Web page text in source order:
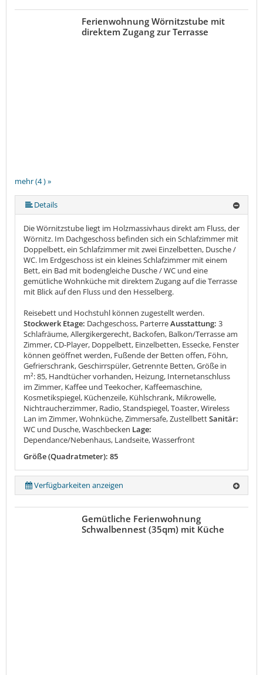
mehr (4 ) »
Ferienwohnung Wörnitzstube mit
direktem Zugang zur Terrasse
Details
Die Wörnitzstube liegt im Holzmassivhaus direkt am Fluss, der
Wörnitz. Im Dachgeschoss befinden sich ein Schlafzimmer mit
Doppelbett, ein Schlafzimmer mit zwei Einzelbetten, Dusche /
WC. Im Erdgeschoss ist ein kleines Schlafzimmer mit einem
Bett, ein Bad mit bodengleiche Dusche / WC und eine
gemütliche Wohnküche mit direktem Zugang auf die Terrasse
mit Blick auf den Fluss und den Hesselberg.
Reisebett und Hochstuhl können zugestellt werden.
Stockwerk Etage: Dachgeschoss, ParterreAusstattung: 3
Schlafräume, Allergikergerecht, Backofen, Balkon/Terrasse am
Zimmer, CD-Player, Doppelbett, Einzelbetten, Essecke, Fenster
können geöffnet werden, Fußende der Betten offen, Föhn,
Gefrierschrank, Geschirrspüler, Getrennte Betten, Größe in
m²: 85, Handtücher vorhanden, Heizung, Internetanschluss
im Zimmer, Kaffee und Teekocher, Kaffeemaschine,
Kosmetikspiegel, Küchenzeile, Kühlschrank, Mikrowelle,
Nichtraucherzimmer, Radio, Standspiegel, Toaster, Wireless
Lan im Zimmer, Wohnküche, Zimmersafe, ZustellbettSanitär:
WC und Dusche, Waschbecken Lage:
Dependance/Nebenhaus, Landseite, Wasserfront
Größe (Quadratmeter): 85
Verfügbarkeiten anzeigen
Gemütliche Ferienwohnung
Schwalbennest (35qm) mit Küche